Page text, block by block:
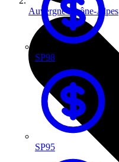
SP98
SP95
Auvergne-Rhône-Alpes